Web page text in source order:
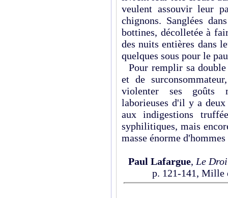
veulent assouvir leur
chignons. Sanglées
bottines, décolletée à
des nuits entières dans
quelques sous pour le
Pour remplir sa
et de
violenter ses goûts
laborieuses d'il y a
aux indigestions
syphilitiques, mais
masse énorme
Paul Lafargue, Le
p. 121-141, Mille